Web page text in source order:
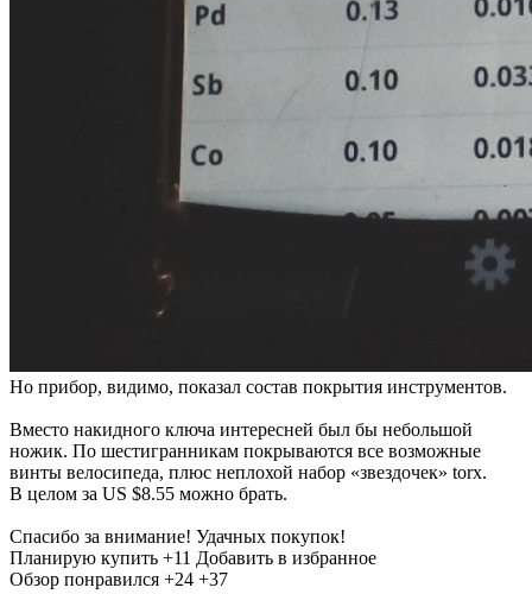
Но прибор, видимо, показал состав покрытия инструментов.
Вместо накидного ключа интересней был бы небольшой
ножик. По шестигранникам покрываются все возможные
винты велосипеда, плюс неплохой набор «звездочек» torx.
В целом за US $8.55 можно брать.
Спасибо за внимание! Удачных покупок!
Планирую купить +11 Добавить в избранное
Обзор понравился +24 +37